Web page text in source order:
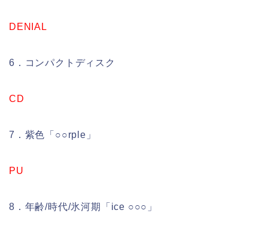
DENIAL
6．コンパクトディスク
CD
7．紫色「○○rple」
PU
8．年齢/時代/氷河期「ice ○○○」